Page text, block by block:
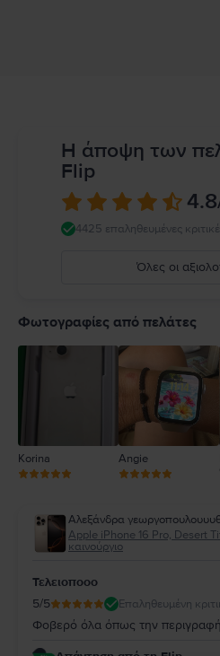
Η άποψη των
Flip
4.8
4425 επαληθευμένες
Όλες οι
4
2
1
Φωτογραφίες από πελάτες
Korina Angie
Αλεξάνδρα
Apple iPhone 16 Pro, Desert
καινούργιο
Τελειοποοο
5/5 Επαληθευμένη
Φοβερό όλα όπως την περιγραφή